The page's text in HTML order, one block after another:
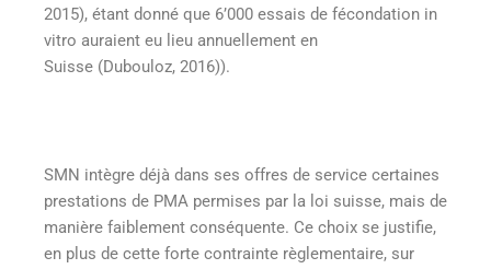
2015), étant donné que 6’000 essais de fécondation in
vitro auraient eu lieu annuellement en
Suisse (Dubouloz, 2016)).
SMN intègre déjà dans ses offres de service certaines
prestations de PMA permises par la loi suisse, mais de
manière faiblement conséquente. Ce choix se justifie,
en plus de cette forte contrainte règlementaire, sur